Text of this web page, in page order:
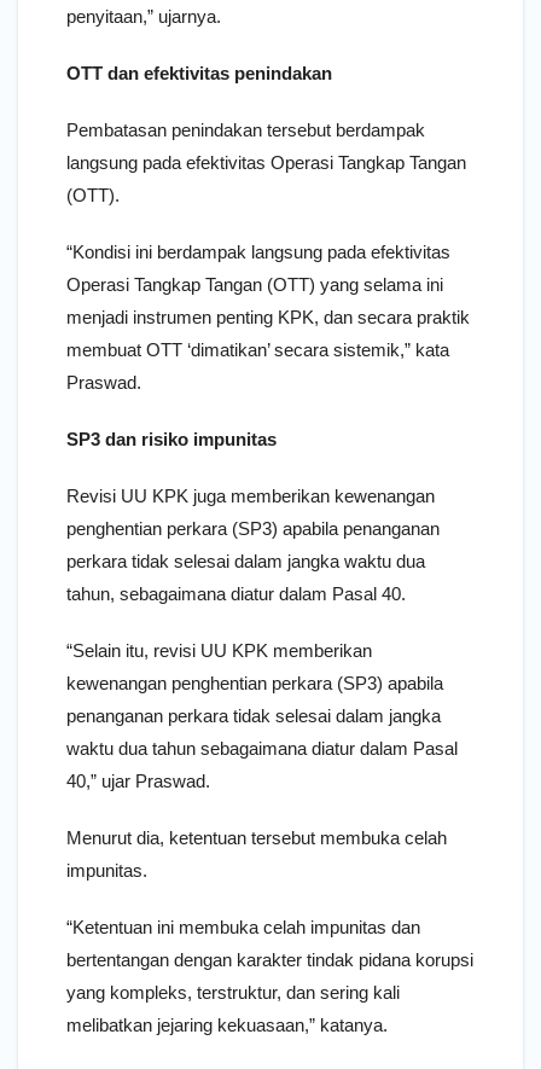
penyitaan,” ujarnya.
OTT dan efektivitas penindakan
Pembatasan penindakan tersebut berdampak
langsung pada efektivitas Operasi Tangkap Tangan
(OTT).
“Kondisi ini berdampak langsung pada efektivitas
Operasi Tangkap Tangan (OTT) yang selama ini
menjadi instrumen penting KPK, dan secara praktik
membuat OTT ‘dimatikan’ secara sistemik,” kata
Praswad.
SP3 dan risiko impunitas
Revisi UU KPK juga memberikan kewenangan
penghentian perkara (SP3) apabila penanganan
perkara tidak selesai dalam jangka waktu dua
tahun, sebagaimana diatur dalam Pasal 40.
“Selain itu, revisi UU KPK memberikan
kewenangan penghentian perkara (SP3) apabila
penanganan perkara tidak selesai dalam jangka
waktu dua tahun sebagaimana diatur dalam Pasal
40,” ujar Praswad.
Menurut dia, ketentuan tersebut membuka celah
impunitas.
“Ketentuan ini membuka celah impunitas dan
bertentangan dengan karakter tindak pidana korupsi
yang kompleks, terstruktur, dan sering kali
melibatkan jejaring kekuasaan,” katanya.